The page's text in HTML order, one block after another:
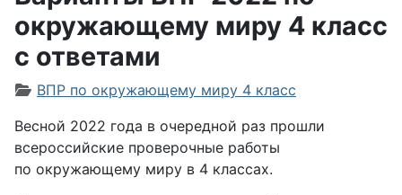
окружающему миру 4 класс
с ответами
Информация о материале
ВПР по окружающему миру 4 класс
Весной 2022 года в очередной раз прошли
всероссийские проверочные работы
по окружающему миру в 4 классах.